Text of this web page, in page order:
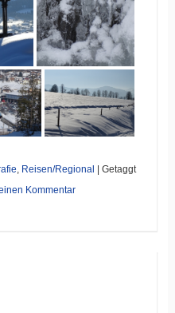
Reisen/Regional | Getaggt
Kommentar